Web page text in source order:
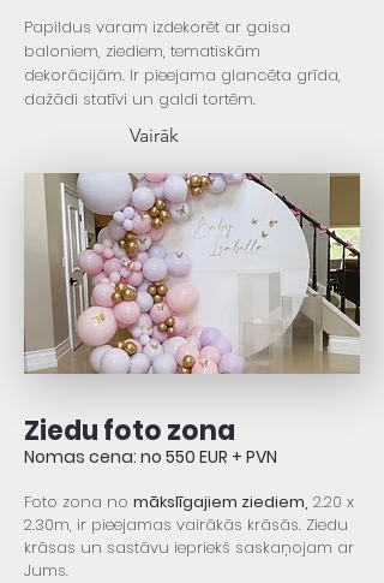
Papildus varam izdekorēt ar gaisa
baloniem, ziediem, tematiskām
dekorācijām. Ir pieejama glancēta grīda,
dažādi statīvi un galdi tortēm.
Vairāk
Ziedu foto zona
Nomas cena: no 550 EUR + PVN
Foto zona no mākslīgajiem ziediem, 2.20 x
2.30m, ir pieejamas vairākās krāsās. Ziedu
krāsas un sastāvu iepriekš saskaņojam ar
Jums.